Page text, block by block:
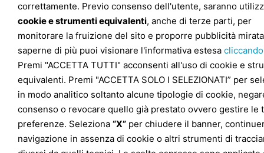
correttamente. Previo consenso dell'utente, saranno
cookie e strumenti equivalenti, anche di terze parti, per
monitorare la fruizione del sito e proporre pubblicità
saperne di più puoi visionare l'informativa estesa
Premi "ACCETTA TUTTI" acconsenti all'uso di cookie e
equivalenti. Premi "ACCETTA SOLO I SELEZIONATI” per
in modo analitico soltanto alcune tipologie di cookie,
consenso o revocare quello già prestato ovvero gestire le
preferenze. Seleziona “X” per chiudere il banner,
navigazione in assenza di cookie o altri strumenti di